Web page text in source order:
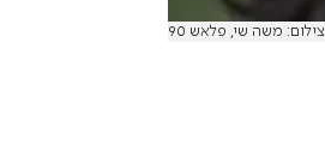
צילום: משה שי, פלאש 90